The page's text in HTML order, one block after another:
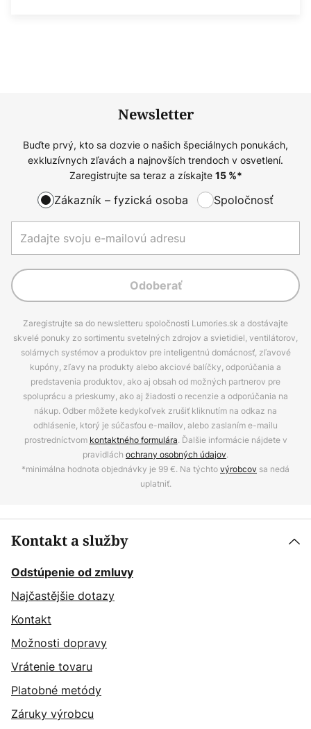
Newsletter
Buďte prvý, kto sa dozvie o našich špeciálnych ponukách,
exkluzívnych zľavách a najnovších trendoch v osvetlení.
Zaregistrujte sa teraz a získajte 15%*
Zákazník – fyzická osoba Spoločnosť
Odoberať
Zaregistrujte sa do newsletteru spoločnosti Lumories.sk a dostávajte
skvelé ponuky zo sortimentu svetelných zdrojov a svietidiel, ventilátorov,
solárnych systémov a produktov pre inteligentnú domácnosť, zľavové
kupóny, zľavy na produkty alebo akciové balíčky, odporúčania a
predstavenia produktov, ako aj obsah od možných partnerov pre
spoluprácu a prieskumy, ako aj žiadosti o recenzie a odporúčania na
nákup. Odber môžete kedykoľvek zrušiť kliknutím na odkaz na
odhlásenie, ktorý je súčasťou e-mailov, alebo zaslaním e-mailu
prostredníctvom kontaktného formulára. Ďalšie informácie nájdete v
pravidlách ochrany osobných údajov.
*minimálna hodnota objednávky je 99 €. Na týchtovýrobcov sa nedá
uplatniť.
Kontakt a služby
Odstúpenie od zmluvy
Najčastějšie dotazy
Kontakt
Možnosti dopravy
Vrátenie tovaru
Platobné metódy
Záruky výrobcu